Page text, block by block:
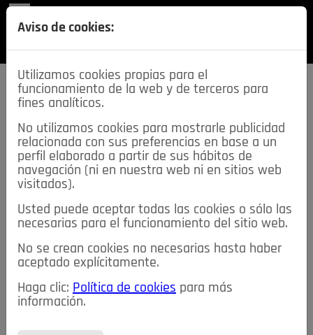
SECCIONES
descarga esta
REVISTA
≡NOTICIAS
NOTICIAS SERVICIOS DE INTERÉS
TABLÓN DE ANUNCIOS MIS ANUNCIOS CONTACTO
NOSOTROS
Aviso de cookies:
Utilizamos cookies propias para el
funcionamiento de la web y de terceros para
fines analíticos.
No utilizamos cookies para mostrarle publicidad
relacionada con sus preferencias en base a un
perfil elaborado a partir de sus hábitos de
navegación (ni en nuestra web ni en sitios web
visitados).
Usted puede aceptar todas las cookies o sólo las
necesarias para el funcionamiento del sitio web.
No se crean cookies no necesarias hasta haber
aceptado explícitamente.
Haga clic: Política de cookies para más
información.